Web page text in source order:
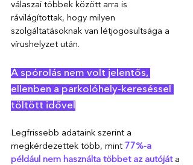
válaszai többek között arra is
rávilágítottak, hogy milyen
szolgáltatásoknak van létjogosultsága a
vírushelyzet után.
A spórolás nem volt jelentős,
ellenben a parkolóhely-kereséssel
töltött idővel
Legfrissebb adataink szerint a
megkérdezettek több, mint 77%-a
például nem használta többet az autóját a